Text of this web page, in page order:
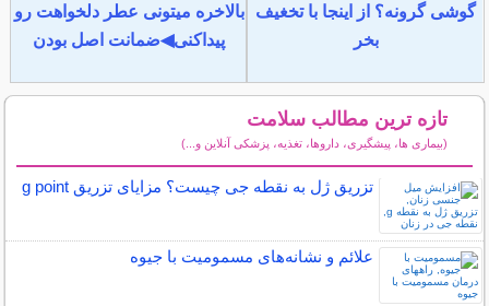
گوشی گرونه؟ از اینجا با تخغیف
بخر
بالاخره میتونی عطر دلخواهت رو
پیداکنی◀ضمانت اصل بودن
تازه ترین مطالب سلامت
(بیماری ها، پیشگیری، داروها، تغذیه، پزشکی آنلاین و...)
تزریق ژل به نقطه جی چیست؟ مزایای تزریق g point
علائم و نشانه‌های مسمومیت با جیوه